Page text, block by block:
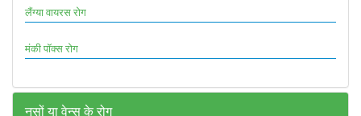
लैंग्या वायरस रोग
मंकी पॉक्स रोग
नसों या वेन्स के रोग